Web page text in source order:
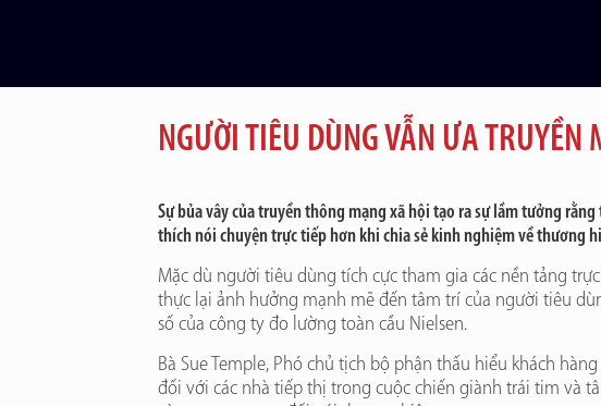
NGƯỜI TIÊU DÙNG VẪN ƯA
Sự bủa vây của truyền thông mạng xã hội tạo ra sự lầm tưởng
thích nói chuyện trực tiếp hơn khi chia sẻ kinh nghiệm về thương
Mặc dù người tiêu dùng tích cực tham gia các nền tảng
thực lại ảnh hưởng mạnh mẽ đến tâm trí của người tiêu
số của công ty đo lường toàn cầu Nielsen.
Bà Sue Temple, Phó chủ tịch bộ phận thấu hiểu khách
đối với các nhà tiếp thị trong cuộc chiến giành trái tim và